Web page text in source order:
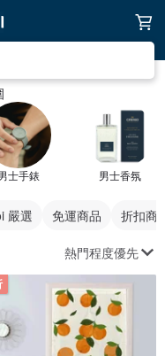
士手錶 男士香氛
嚴選 免運商品 折扣商
熱門程度優先